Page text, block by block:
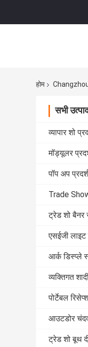
होम
सभी
व्यापार शो
मॉड्यूलर
पॉप अप
Trade
ट्रेड शो बैनर
एसईजी लाइट
आर्क डिस्प्ले
व्यक्तिगत
पोर्टेबल
आउटडोर
ट्रेड शो बूथ